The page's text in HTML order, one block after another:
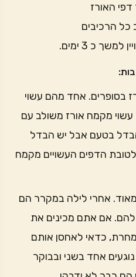
האורז
כל הרכיבים
כ 3 ימים.
בסופרים. אחד מהם עשוי
מקמח אורז משולב עם
בטעם אבל יש הבדל
הדפים העשויים מקמח
מאוד. אחרי לילה במקרר הם
אם אתם מכינים את
כדאי לאחסן אותם
אחד בשני ובבוקר